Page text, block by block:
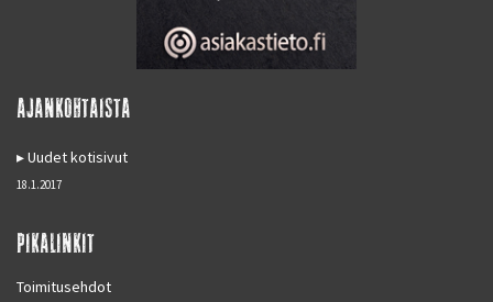
AJANKOHTAISTA
Uudet kotisivut
18.1.2017
PIKALINKIT
Toimitusehdot